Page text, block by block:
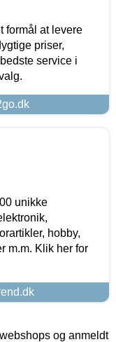
formål at levere
priser,
service i
unikke
hobby,
m.m. Klik her for
og anmeldt